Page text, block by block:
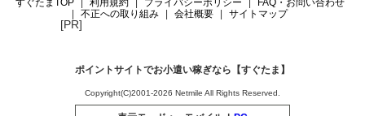
不正への取り組み
会社概要 サイトマップ
[PR]
ポイントサイトでお小遣い稼ぎなら【すぐたま】
Copyright(C)2001-2026 Netmile All Rights Reserved.